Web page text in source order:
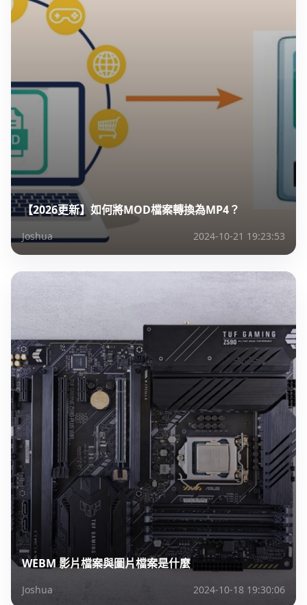
【2026更新】如何將MOD檔案轉換為MP4？
Joshua 2024-10-21 19:23:53
WEBM 影片檔案與圖片檔案是什麼
Joshua 2024-10-18 19:30:06